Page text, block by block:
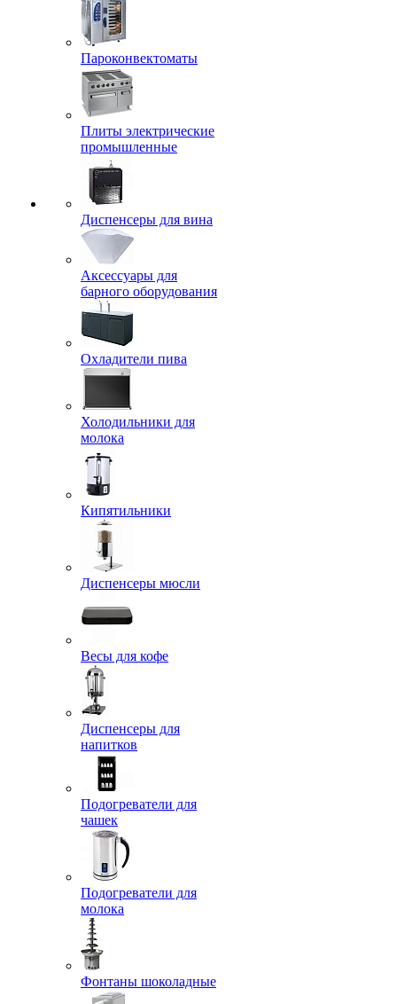
Пароконвектоматы
Плиты электрические
промышленные
Диспенсеры для вина
Аксессуары для
барного оборудования
Охладители пива
Холодильники для
молока
Кипятильники
Диспенсеры мюсли
Весы для кофе
Диспенсеры для
напитков
Подогреватели для
чашек
Подогреватели для
молока
Фонтаны шоколадные